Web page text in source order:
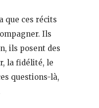
que ces récits
Ils
ils posent des
la fidélité, le
questions-là,